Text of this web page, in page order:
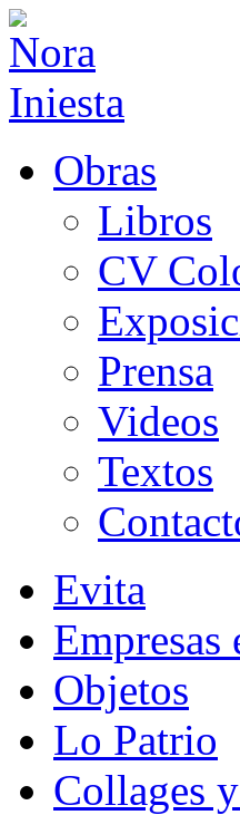
Obras
Libros
CV
Prensa
Videos
Textos
Evita
Objetos
Lo Patrio
Collages